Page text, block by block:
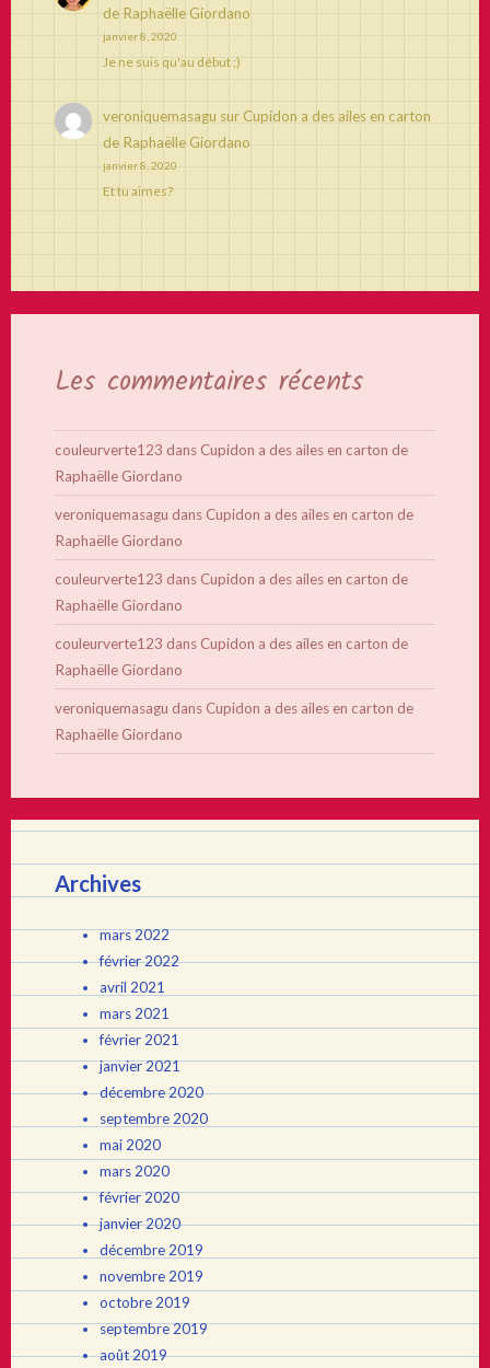
de Raphaëlle Giordano
janvier 8, 2020
Je ne suis qu'au début ;)
veroniquemasagu sur Cupidon a des ailes en carton
de Raphaëlle Giordano
janvier 8, 2020
Et tu aimes?
Les commentaires récents
couleurverte123 dans Cupidon a des ailes en carton de
Raphaëlle Giordano
veroniquemasagu dans Cupidon a des ailes en carton de
Raphaëlle Giordano
couleurverte123 dans Cupidon a des ailes en carton de
Raphaëlle Giordano
couleurverte123 dans Cupidon a des ailes en carton de
Raphaëlle Giordano
veroniquemasagu dans Cupidon a des ailes en carton de
Raphaëlle Giordano
Archives
mars 2022
février 2022
avril 2021
mars 2021
février 2021
janvier 2021
décembre 2020
septembre 2020
mai 2020
mars 2020
février 2020
janvier 2020
décembre 2019
novembre 2019
octobre 2019
septembre 2019
août 2019